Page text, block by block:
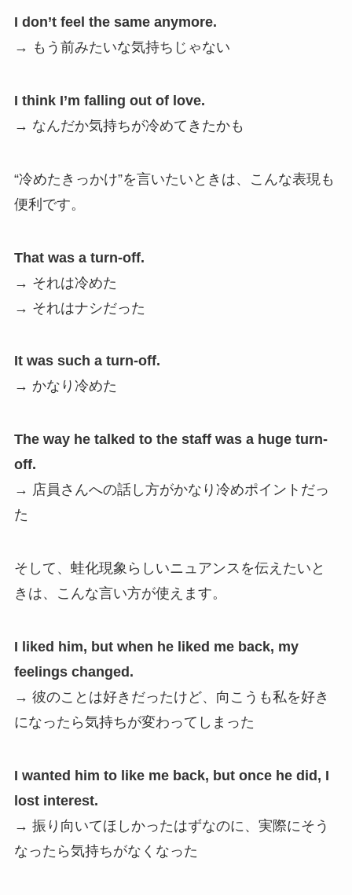
I don’t feel the same anymore.
→ もう前みたいな気持ちじゃない
I think I’m falling out of love.
→ なんだか気持ちが冷めてきたかも
“冷めたきっかけ”を言いたいときは、こんな表現も
便利です。
That was a turn-off.
→ それは冷めた
→ それはナシだった
It was such a turn-off.
→ かなり冷めた
The way he talked to the staff was a huge turn-
off.
→ 店員さんへの話し方がかなり冷めポイントだっ
た
そして、蛙化現象らしいニュアンスを伝えたいと
きは、こんな言い方が使えます。
I liked him, but when he liked me back, my
feelings changed.
→ 彼のことは好きだったけど、向こうも私を好き
になったら気持ちが変わってしまった
I wanted him to like me back, but once he did, I
lost interest.
→ 振り向いてほしかったはずなのに、実際にそう
なったら気持ちがなくなった